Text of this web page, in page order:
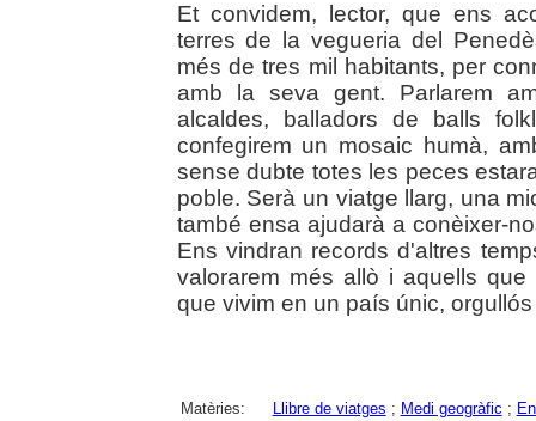
Et convidem, lector, que ens
terres de la vegueria del
més de tres mil habitants, per
amb la seva gent. Parlarem
alcaldes, balladors de balls
confegirem un mosaic humà,
sense dubte totes les peces
poble. Serà un viatge llarg, una
també ensa ajudarà a conèixer-
Ens vindran records d'altres
valorarem més allò i aquells
que vivim en un país únic,
Matèries: Llibre de viatges ; Medi geogràfic ;